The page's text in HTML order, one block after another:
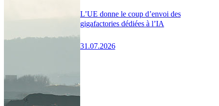
L’UE donne le coup d’envoi des
gigafactories dédiées à l’IA
31.07.2026